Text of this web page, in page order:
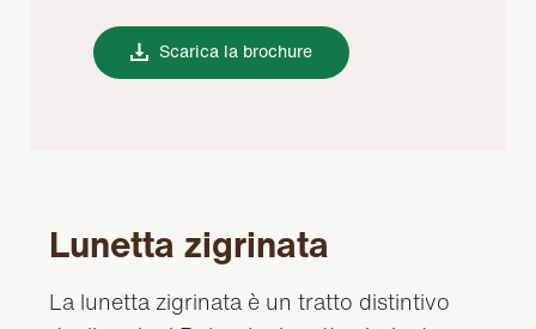
Scarica la brochure
Lunetta zigrinata
La lunetta zigrinata è un tratto distintivo